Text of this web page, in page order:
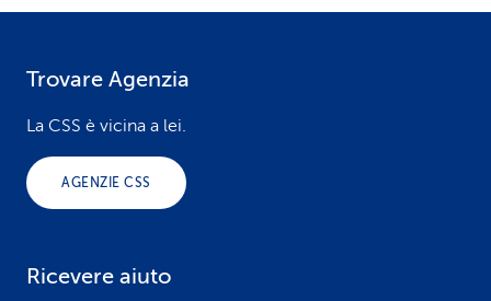
Trovare Agenzia
La CSS è vicina a lei.
AGENZIE CSS
Ricevere aiuto